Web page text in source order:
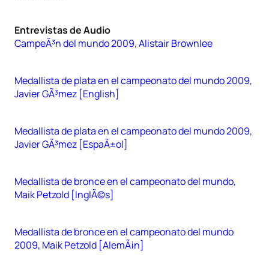
Entrevistas de Audio
CampeÃ³n del mundo 2009, Alistair Brownlee
Medallista de plata en el campeonato del mundo 2009,
Javier GÃ³mez [English]
Medallista de plata en el campeonato del mundo 2009,
Javier GÃ³mez [EspaÃ±ol]
Medallista de bronce en el campeonato del mundo,
Maik Petzold [InglÃ©s]
Medallista de bronce en el campeonato del mundo
2009, Maik Petzold [AlemÃ¡n]